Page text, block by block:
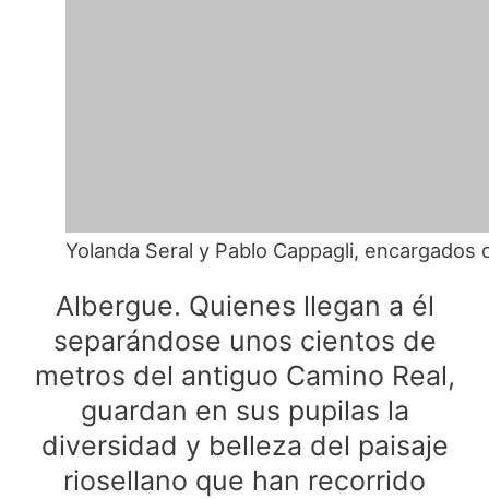
Yolanda Seral y Pablo Cappagli, encargados
Albergue. Quienes llegan a él
separándose unos cientos de
metros del antiguo Camino Real,
guardan en sus pupilas la
diversidad y belleza del paisaje
riosellano que han recorrido